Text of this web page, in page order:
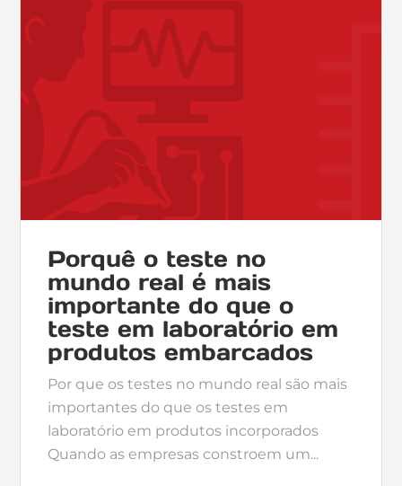
Porquê o teste no
mundo real é mais
importante do que o
teste em laboratório em
produtos embarcados
Por que os testes no mundo real são mais
importantes do que os testes em
laboratório em produtos incorporados
Quando as empresas constroem um...